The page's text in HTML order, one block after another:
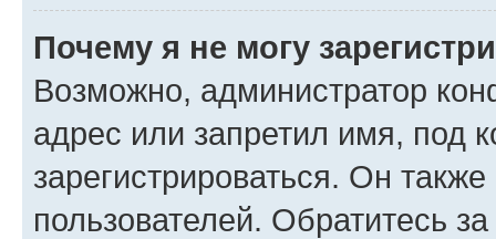
Почему я не могу
Возможно, администратор
адрес или запретил имя, под
зарегистрироваться. Он
пользователей. Обратитесь